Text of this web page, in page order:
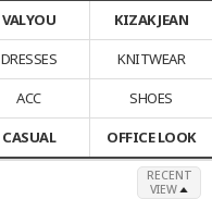
VALYOU
KIZAK JEAN
DRESSES
KNITWEAR
ACC
SHOES
CASUAL OFFICE LOOK
RECENT
VIEW